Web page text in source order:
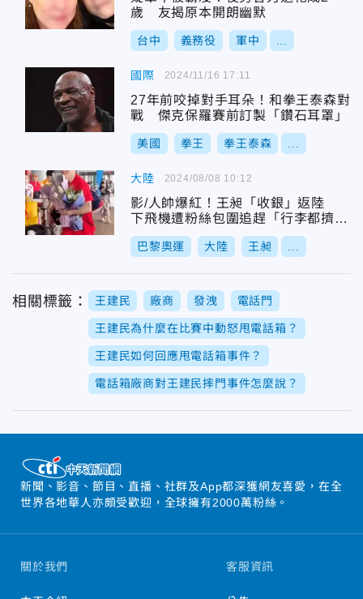
歲 友揭原本開朗幽默
台中 義務役 軍中
國際
27年前咬掉對手耳朵！和拳王泰森對
戰 傑克保羅賽前訂製「鑽石耳罩」
美國 拳王 拳王泰森
2024/11/16 17:11
大陸
影/人帥爆紅！王昶「收銀」返陸
下飛機遭粉絲包圍追趕「行李都擠沒
了」
巴黎奧運 大陸 王昶
2024/08/08 10:12
相關標籤： 王建民 廠商 發洩 電話門
王建民為什麼在比賽中動怒甩電話箱？
王建民如何回應甩電話箱事件？
電話箱廠商對王建民摔門事件怎麼說？
新聞、影音、節目、直播、社群及App都深獲網友喜愛，在全
世界各地華人亦頗受歡迎，全球擁有2000萬粉絲。
關於我們 客服資訊